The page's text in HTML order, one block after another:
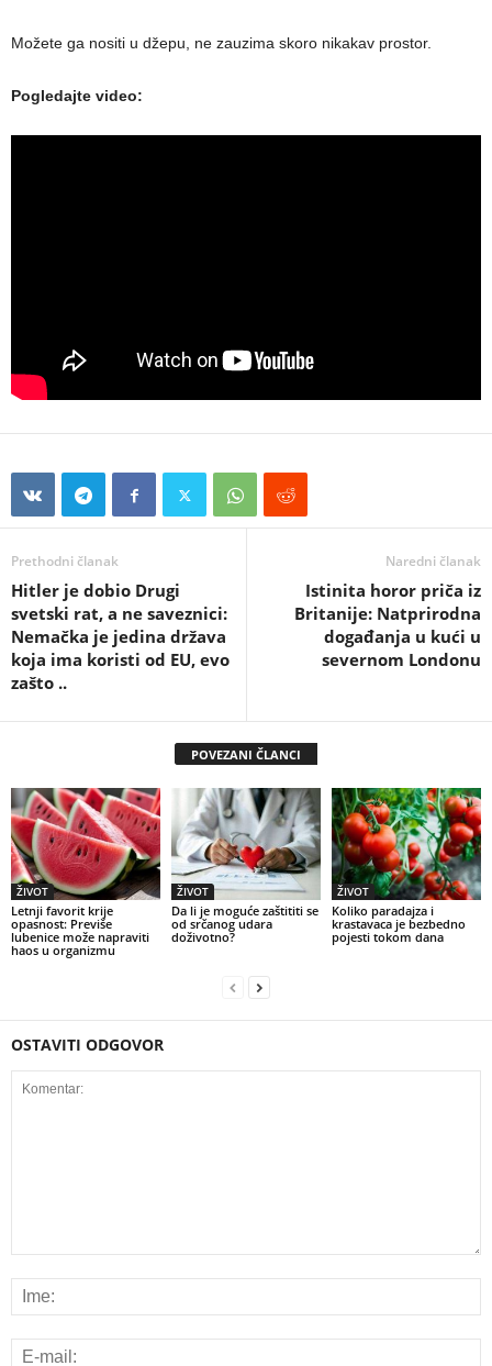
Možete ga nositi u džepu, ne zauzima skoro nikakav prostor.
Pogledajte video:
Prethodni članak
Hitler je dobio Drugi
svetski rat, a ne saveznici:
Nemačka je jedina država
koja ima koristi od EU, evo
zašto ..
Naredni članak
Istinita horor priča iz
Britanije: Natprirodna
događanja u kući u
severnom Londonu
POVEZANI ČLANCI
ŽIVOT
Letnji favorit krije
opasnost: Previše
lubenice može napraviti
haos u organizmu
ŽIVOT
Da li je moguće zaštititi se
od srčanog udara
doživotno?
ŽIVOT
Koliko paradajza i
krastavaca je bezbedno
pojesti tokom dana
OSTAVITI ODGOVOR